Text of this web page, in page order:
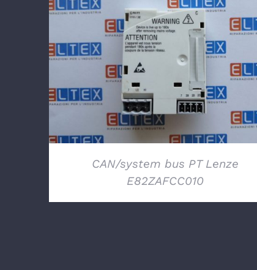
DETTAGLI
CAN/system bus PT Lenze
E82ZAFCC010